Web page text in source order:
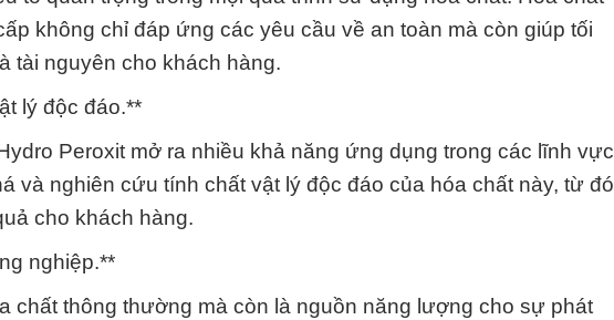
không chỉ đáp ứng các yêu cầu về an toàn mà còn giúp tối
tài nguyên cho khách hàng.
lý độc đáo.**
Peroxit mở ra nhiều khả năng ứng dụng trong các lĩnh vực
và nghiên cứu tính chất vật lý độc đáo của hóa chất này, từ đó
cho khách hàng.
nghiệp.**
chất thông thường mà còn là nguồn năng lượng cho sự phát